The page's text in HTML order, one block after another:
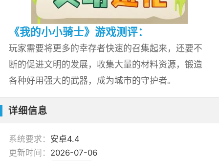
《我的小小骑士》游戏测评：
玩家需要将更多的幸存者快速的召集起来，还要不
断的促进文明的发展，收集大量的材料资源，锻造
各种好用强大的武器，成为城市的守护者。
详细信息
系统要求： 安卓4.4
更新时间： 2026-07-06